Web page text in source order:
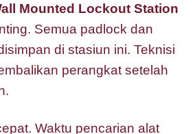
Mounted Lockout Station
Semua padlock dan
di stasiun ini. Teknisi
perangkat setelah
Waktu pencarian alat